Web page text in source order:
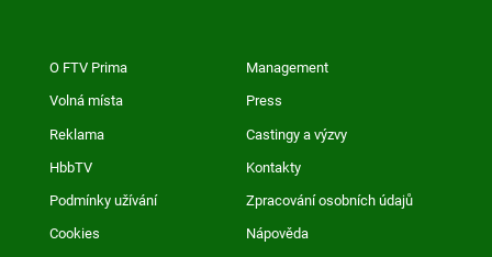
O FTV Prima Management
Volná místa Press
Reklama Castingy a výzvy
HbbTV Kontakty
Podmínky užívání Zpracování osobních údajů
Cookies Nápověda